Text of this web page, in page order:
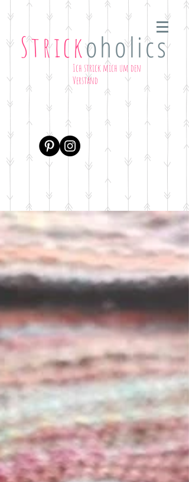
Strickoholics
Ich strick mich um den
Verstand